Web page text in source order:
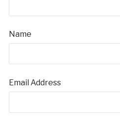
Name
Email Address